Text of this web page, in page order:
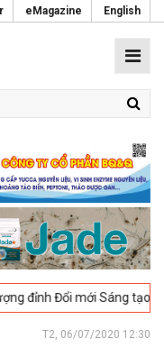
eMagazine English
Đổi mới Sáng tạo trong
T2, 06/07/2020 12:30